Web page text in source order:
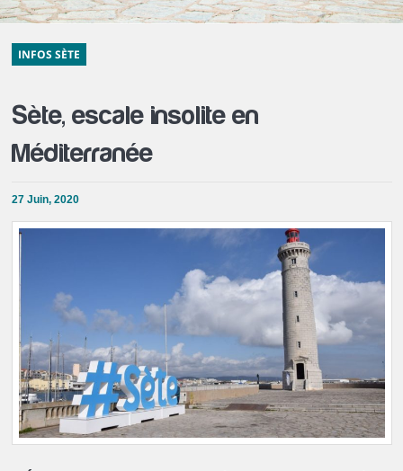
INFOS SÈTE
Sète, escale insolite en
Méditerranée
27 Juin, 2020